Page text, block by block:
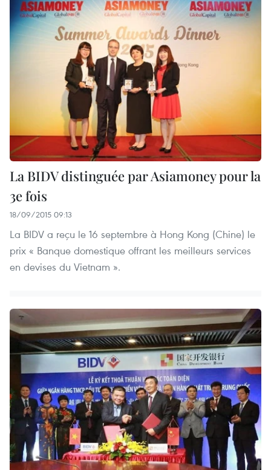
La BIDV distinguée par Asiamoney pour la
3e fois
18/09/2015 09:13
La BIDV a reçu le 16 septembre à Hong Kong (Chine) le
prix « Banque domestique offrant les meilleurs services
en devises du Vietnam ».